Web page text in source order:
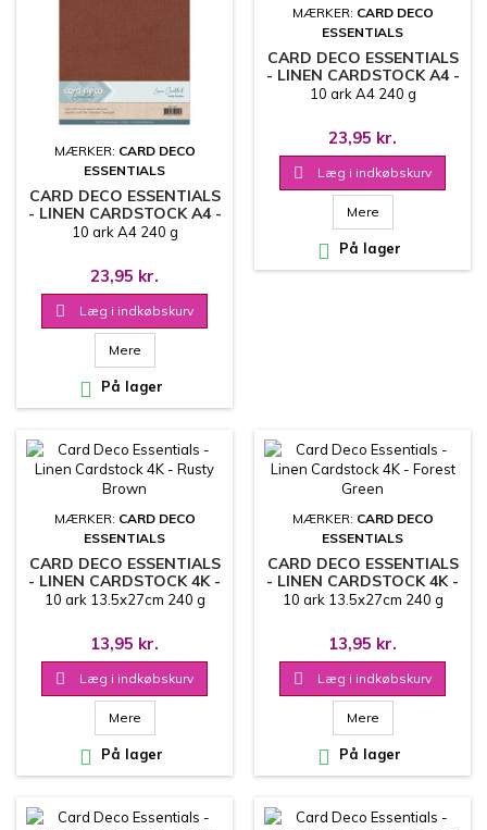
MÆRKER: CARD DECO
ESSENTIALS
CARD DECO ESSENTIALS
- LINEN CARDSTOCK A4 -
RUSTY BROWN
10 ark A4 240 g
23,95 kr.
 Læg i indkøbskurv
Mere
 På lager
MÆRKER: CARD DECO
ESSENTIALS
CARD DECO ESSENTIALS
- LINEN CARDSTOCK A4 -
FOREST GREEN
10 ark A4 240 g
23,95 kr.
 Læg i indkøbskurv
Mere
 På lager
MÆRKER: CARD DECO
ESSENTIALS
CARD DECO ESSENTIALS
- LINEN CARDSTOCK 4K -
RUSTY BROWN
10 ark 13.5x27cm 240 g
13,95 kr.
 Læg i indkøbskurv
Mere
 På lager
MÆRKER: CARD DECO
ESSENTIALS
CARD DECO ESSENTIALS
- LINEN CARDSTOCK 4K -
FOREST GREEN
10 ark 13.5x27cm 240 g
13,95 kr.
 Læg i indkøbskurv
Mere
 På lager